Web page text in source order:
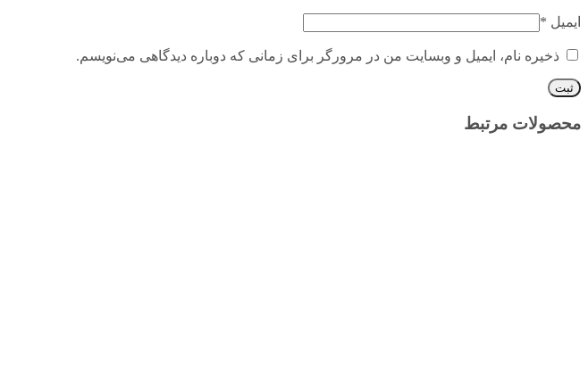
ایمیل *
ذخیره نام، ایمیل و وبسایت من در مرورگر برای زمانی که دوباره دیدگاهی می‌نویسم.
محصولات مرتبط